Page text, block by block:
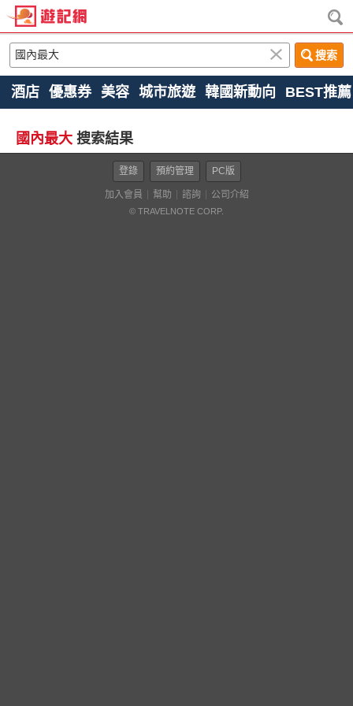
搜索
酒店 優惠券 美容 城市旅遊 韓國新動向 BEST推薦
國內最大 搜索結果
登錄 預約管理 PC版
加入會員 幫助 諮詢 公司介紹
© TRAVELNOTE CORP.